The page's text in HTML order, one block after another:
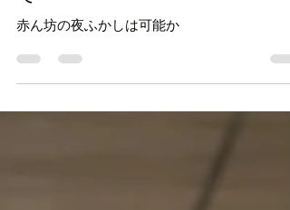
で〜
赤ん坊の夜ふかしは可能か